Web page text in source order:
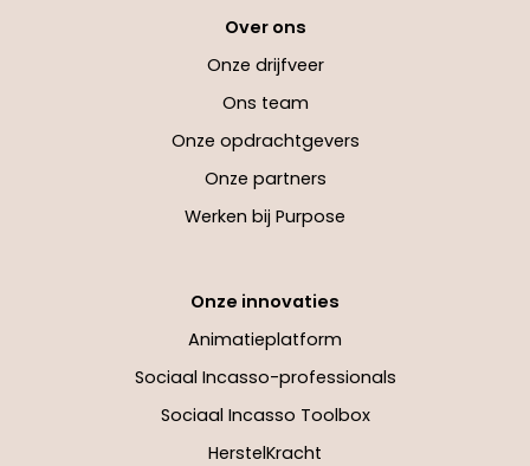
Over ons
Onze drijfveer
Ons team
Onze opdrachtgevers
Onze partners
Werken bij Purpose
Onze innovaties
Animatieplatform
Sociaal Incasso-professionals
Sociaal Incasso Toolbox
HerstelKracht